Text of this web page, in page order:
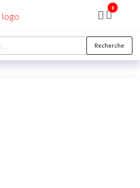
0
Recherche